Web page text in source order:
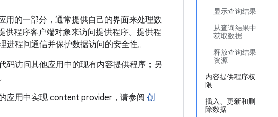
显示查询结果
从查询结果中
获取数据
释放查询结果
资源
内容提供程序权
限
插入、更新和删
除数据
用的一部分，通常提供自己的界面来处理数
程序客户端对象来访问提供程序。提供程
程间通信并保护数据访问的安全性。
码访问其他应用中的现有内容提供程序；另
应用中实现 content provider，请参阅 创